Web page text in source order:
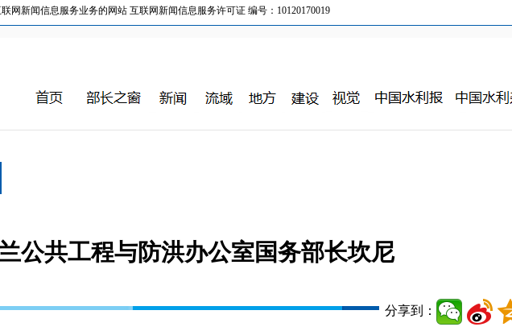
网新闻信息服务业务的网站 互联网新闻信息服务许可证 编号：10120170019
公共工程与防洪办公室国务部长坎尼
分享到：